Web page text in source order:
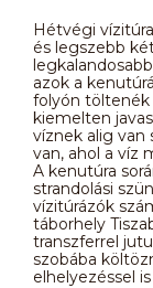
Hétvégi
és legszebb
azok a
folyón töltenék
kiemelten
víznek alig van
van, ahol a víz
A kenutúra
strandolási
vízitúrázók
táborhely
transzferrel
szobába
elhelyezéssel